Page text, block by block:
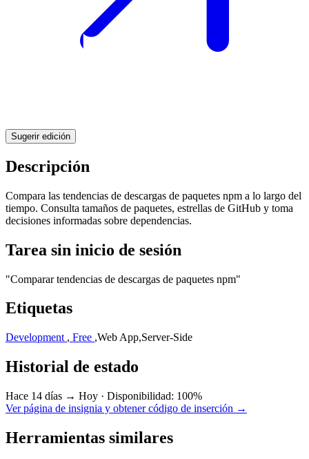
Sugerir edición
Descripción
Compara las tendencias de descargas de paquetes npm a lo largo del
tiempo. Consulta tamaños de paquetes, estrellas de GitHub y toma
decisiones informadas sobre dependencias.
Tarea sin inicio de sesión
"Comparar tendencias de descargas de paquetes npm"
Etiquetas
Development , Free ,Web App,Server-Side
Historial de estado
Hace 14 días → Hoy · Disponibilidad: 100%
Ver página de insignia y obtener código de inserción →
Herramientas similares